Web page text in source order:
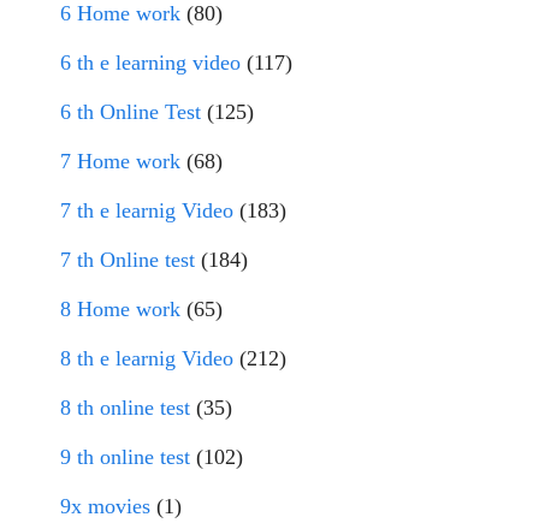
6 Home work (80)
6 th e learning video (117)
6 th Online Test (125)
7 Home work (68)
7 th e learnig Video (183)
7 th Online test (184)
8 Home work (65)
8 th e learnig Video (212)
8 th online test (35)
9 th online test (102)
9x movies (1)